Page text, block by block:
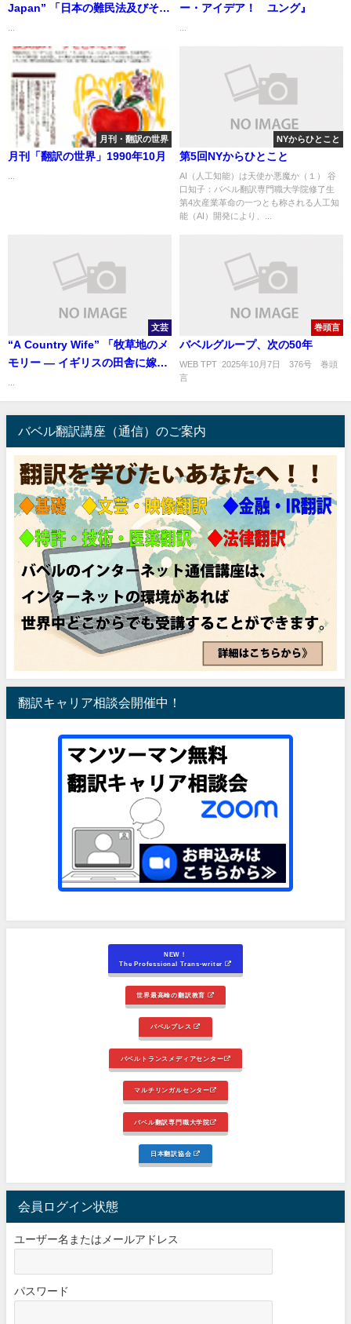
Japan” 「日本の難民法及びその
ー・アイデア！ ユング』
月刊・翻訳の世界
月刊「翻訳の世界」1990年10月
NYからひとこと
第5回NYからひとこと
AI（人工知能）は天使か悪魔か（１） 谷
口知子：バベル翻訳専門職大学院修了生
第4次産業革命の一つとも称される人工知
能（AI）開発により、...
文芸
“A Country Wife” 「牧草地のメ
モリー ― イギリスの田舎に嫁い
巻頭言
バベルグループ、次の50年
WEB TPT 2025年10月7日 376号 巻頭
バベル翻訳講座（通信）のご案内
翻訳キャリア相談会開催中！
NEW！
The Professional Trans-writer
世界最高峰の翻訳教育
バベルプレス
バベルトランスメディアセンター
マルチリンガルセンター
バベル翻訳専門職大学院
日本翻訳協会
会員ログイン状態
ユーザー名またはメールアドレス
パスワード